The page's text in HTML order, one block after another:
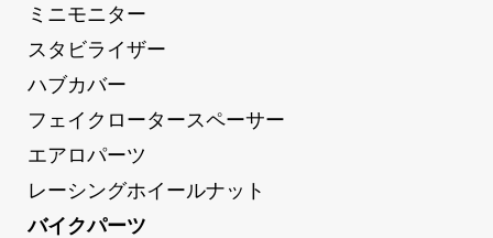
ミニモニター
スタビライザー
ハブカバー
フェイクロータースペーサー
エアロパーツ
レーシングホイールナット
バイクパーツ